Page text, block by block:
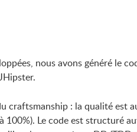
nous avons généré le
craftsmanship : la qualité est
Le code est structuré